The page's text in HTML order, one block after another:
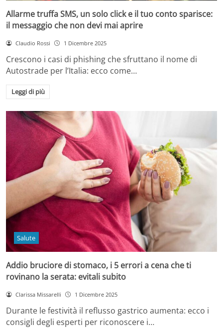
Allarme truffa SMS, un solo click e il tuo conto sparisce:
il messaggio che non devi mai aprire
Claudio Rossi 1 Dicembre 2025
Crescono i casi di phishing che sfruttano il nome di
Autostrade per l’Italia: ecco come…
Leggi di più
Salute
Addio bruciore di stomaco, i 5 errori a cena che ti
rovinano la serata: evitali subito
Clarissa Missarelli 1 Dicembre 2025
Durante le festività il reflusso gastrico aumenta: ecco i
consigli degli esperti per riconoscere i…